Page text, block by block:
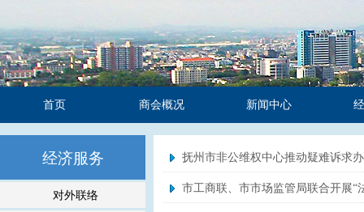
首页 商会概况 新闻中心
经济服务 抚州市非公维权中心推动疑难诉求
市工商联、市市场监管局联合开展“
对外联络